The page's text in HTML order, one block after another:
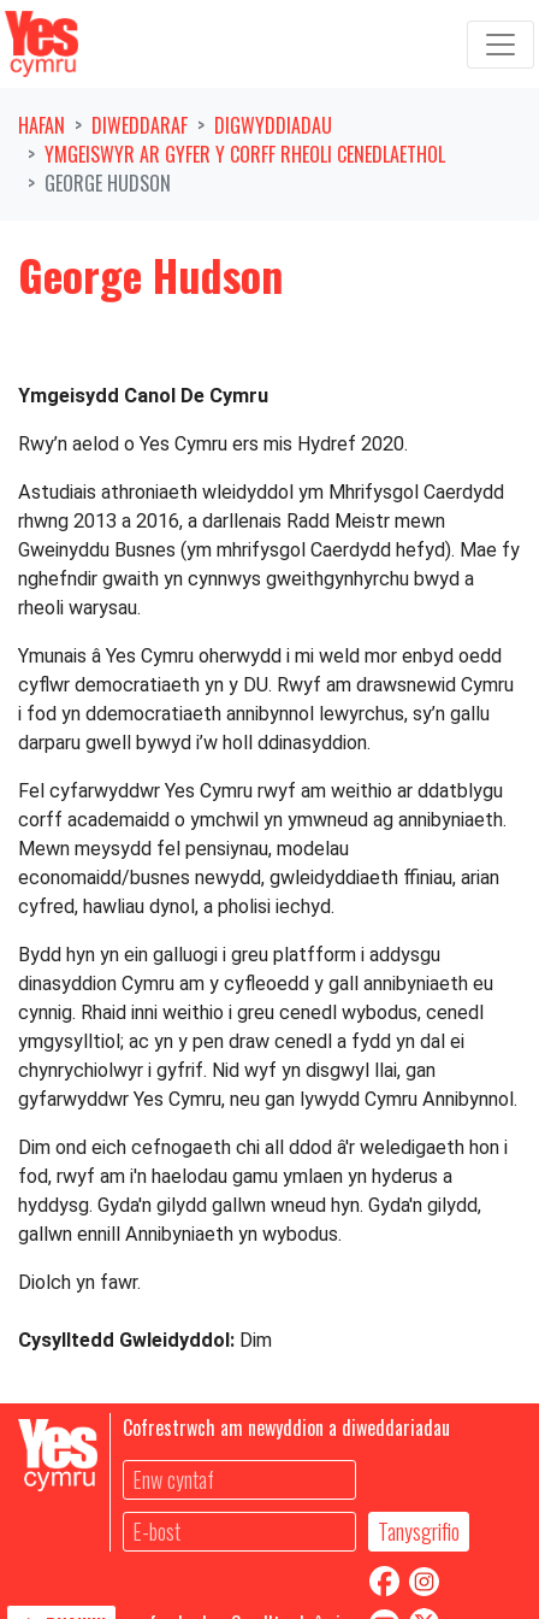
Symud ymlaen o'r llywio
HAFAN DIWEDDARAF
DIGWYDDIADAU
YMGEISWYR AR GYFER Y CORFF RHEOLI CENEDLAETHOL
GEORGE HUDSON
George Hudson
Ymgeisydd Canol De Cymru
Rwy’n aelod o Yes Cymru ers mis Hydref 2020.
Astudiais athroniaeth wleidyddol ym Mhrifysgol Caerdydd
rhwng 2013 a 2016, a darllenais Radd Meistr mewn
Gweinyddu Busnes (ym mhrifysgol Caerdydd hefyd). Mae fy
nghefndir gwaith yn cynnwys gweithgynhyrchu bwyd a
rheoli warysau.
Ymunais â Yes Cymru oherwydd i mi weld mor enbyd oedd
cyflwr democratiaeth yn y DU. Rwyf am drawsnewid Cymru
i fod yn ddemocratiaeth annibynnol lewyrchus, sy’n gallu
darparu gwell bywyd i’w holl ddinasyddion.
Fel cyfarwyddwr Yes Cymru rwyf am weithio ar ddatblygu
corff academaidd o ymchwil yn ymwneud ag annibyniaeth.
Mewn meysydd fel pensiynau, modelau
economaidd/busnes newydd, gwleidyddiaeth ffiniau, arian
cyfred, hawliau dynol, a pholisi iechyd.
Bydd hyn yn ein galluogi i greu platfform i addysgu
dinasyddion Cymru am y cyfleoedd y gall annibyniaeth eu
cynnig. Rhaid inni weithio i greu cenedl wybodus, cenedl
ymgysylltiol; ac yn y pen draw cenedl a fydd yn dal ei
chynrychiolwyr i gyfrif. Nid wyf yn disgwyl llai, gan
gyfarwyddwr Yes Cymru, neu gan lywydd Cymru Annibynnol.
Dim ond eich cefnogaeth chi all ddod â'r weledigaeth hon i
fod, rwyf am i'n haelodau gamu ymlaen yn hyderus a
hyddysg. Gyda'n gilydd gallwn wneud hyn. Gyda'n gilydd,
gallwn ennill Annibyniaeth yn wybodus.
Diolch yn fawr.
Cysylltedd Gwleidyddol: Dim
Cofrestrwch am newyddion a diweddariadau